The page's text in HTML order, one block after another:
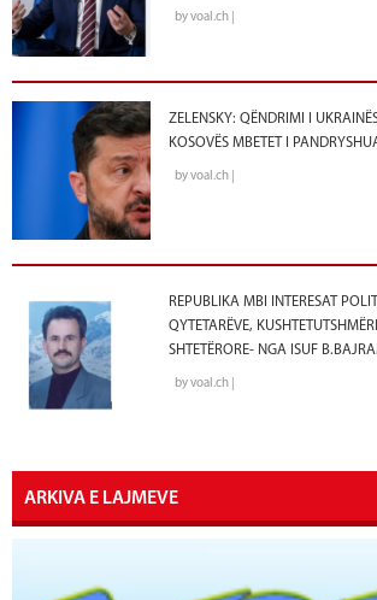
by voal.ch |
ZELENSKY: QËNDRIMI I
KOSOVËS MBETET I
by voal.ch |
REPUBLIKA MBI INTERESAT
QYTETARËVE,
SHTETËRORE- NGA ISUF
by voal.ch |
ARKIVA E LAJMEVE